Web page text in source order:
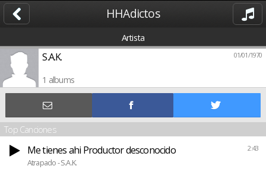
HHAdictos
Artista
01/01/1970
S.A.K.
1 albums
Top Canciones
2:43
Me tienes ahi Productor desconocido
Atrapado - S.A.K.